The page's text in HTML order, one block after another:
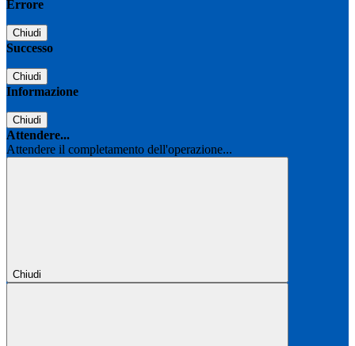
Errore
Chiudi
Successo
Chiudi
Informazione
Chiudi
Attendere...
Attendere il completamento dell'operazione...
Chiudi